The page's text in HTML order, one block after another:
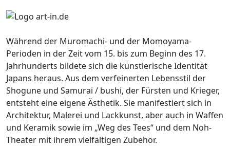
Während der Muromachi- und der Momoyama-
Perioden in der Zeit vom 15. bis zum Beginn des 17.
Jahrhunderts bildete sich die künstlerische Identität
Japans heraus. Aus dem verfeinerten Lebensstil der
Shogune und Samurai / bushi, der Fürsten und Krieger,
entsteht eine eigene Ästhetik. Sie manifestiert sich in
Architektur, Malerei und Lackkunst, aber auch in Waffen
und Keramik sowie im „Weg des Tees“ und dem Noh-
Theater mit ihrem vielfältigen Zubehör.